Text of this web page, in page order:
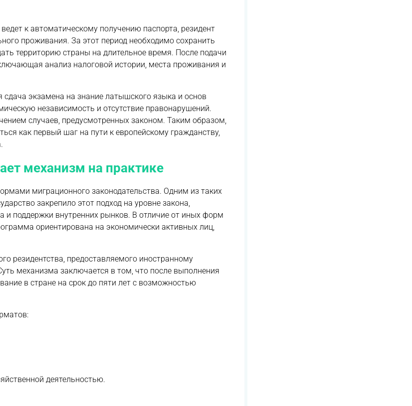
к автоматическому получению паспорта, резидент
проживания. За этот период необходимо сохранить
территорию страны на длительное время. После подачи
анализ налоговой истории, места проживания и
экзамена на знание латышского языка и основ
независимость и отсутствие правонарушений.
случаев, предусмотренных законом. Таким образом,
как первый шаг на пути к европейскому гражданству,
механизм на практике
миграционного законодательства. Одним из таких
закрепило этот подход на уровне закона,
и поддержки внутренних рынков. В отличие от иных форм
ориентирована на экономически активных лиц,
резидентства, предоставляемого иностранному
механизма заключается в том, что после выполнения
в стране на срок до пяти лет с возможностью
деятельностью.